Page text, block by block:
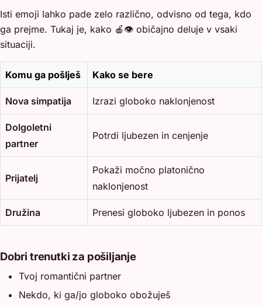
Isti emoji lahko pade zelo različno, odvisno od tega, kdo
ga prejme. Tukaj je, kako 🍎👁️ običajno deluje v vsaki
situaciji.
Komu ga pošlješ Kako se bere
Nova simpatija Izrazi globoko naklonjenost
Dolgoletni
partner
Potrdi ljubezen in cenjenje
Prijatelj
Pokaži močno platonično
naklonjenost
Družina Prenesi globoko ljubezen in ponos
Dobri trenutki za pošiljanje
Tvoj romantični partner
Nekdo, ki ga/jo globoko obožuješ